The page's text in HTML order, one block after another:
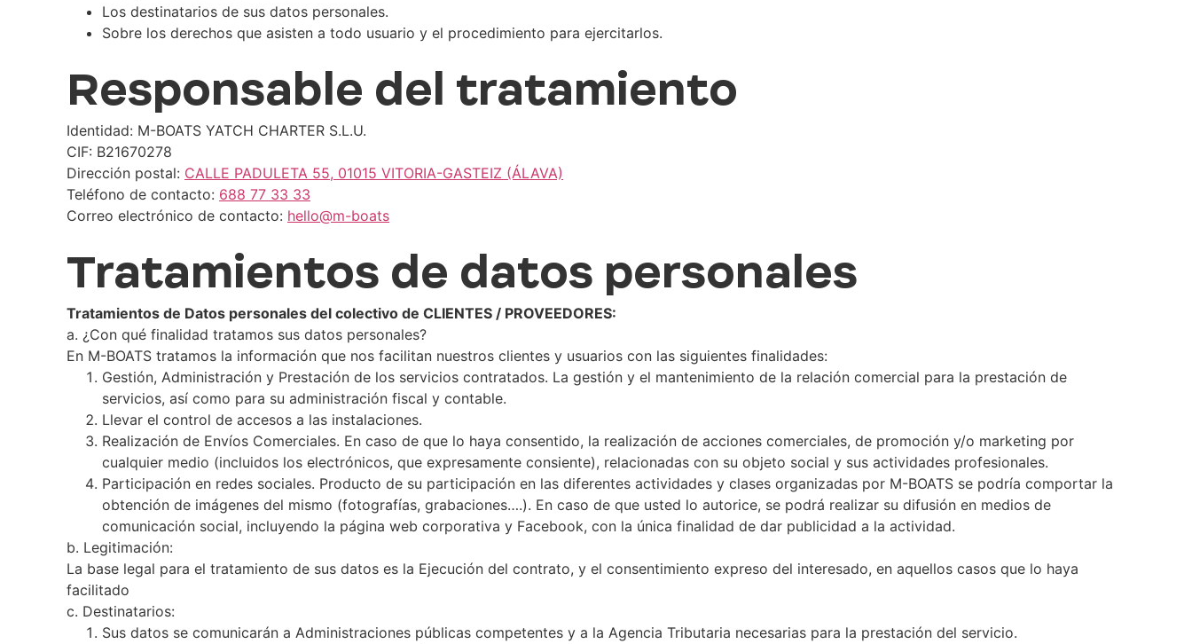
Los destinatarios de sus datos personales.
Sobre los derechos que asisten a todo usuario y el procedimiento para ejercitarlos.
Responsable del tratamiento
Identidad: M-BOATS YATCH CHARTER S.L.U.
CIF: B21670278
Dirección postal: CALLE PADULETA 55, 01015 VITORIA-GASTEIZ (ÁLAVA)
Teléfono de contacto: 688 77 33 33
Correo electrónico de contacto: hello@m-boats
Tratamientos de datos personales
Tratamientos de Datos personales del colectivo de CLIENTES / PROVEEDORES:
a. ¿Con qué finalidad tratamos sus datos personales?
En M-BOATS tratamos la información que nos facilitan nuestros clientes y usuarios con las siguientes finalidades:
Gestión, Administración y Prestación de los servicios contratados. La gestión y el mantenimiento de la relación comercial para la prestación de
servicios, así como para su administración fiscal y contable.
Llevar el control de accesos a las instalaciones.
Realización de Envíos Comerciales. En caso de que lo haya consentido, la realización de acciones comerciales, de promoción y/o marketing por
cualquier medio (incluidos los electrónicos, que expresamente consiente), relacionadas con su objeto social y sus actividades profesionales.
Participación en redes sociales. Producto de su participación en las diferentes actividades y clases organizadas por M-BOATS se podría comportar la
obtención de imágenes del mismo (fotografías, grabaciones….). En caso de que usted lo autorice, se podrá realizar su difusión en medios de
comunicación social, incluyendo la página web corporativa y Facebook, con la única finalidad de dar publicidad a la actividad.
b. Legitimación:
La base legal para el tratamiento de sus datos es la Ejecución del contrato, y el consentimiento expreso del interesado, en aquellos casos que lo haya
facilitado
c. Destinatarios:
Sus datos se comunicarán a Administraciones públicas competentes y a la Agencia Tributaria necesarias para la prestación del servicio.